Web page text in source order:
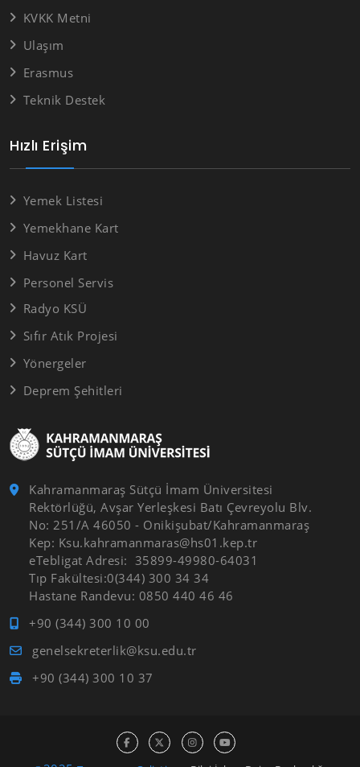
Kahramanmaraş Sütçü İmam Üniversitesi
Rektörlüğü, Avşar Yerleşkesi Batı Çevreyolu Blv.
No: 251/A 46050 - Onikişubat/Kahramanmaraş
Kep: Ksu.kahramanmaras@hs01.kep.tr
eTebligat Adresi: 35899-49980-64031
Tıp Fakültesi:0(344) 300 34 34
Hastane Randevu: 0850 440 46 46
+90 (344) 300 10 00
genelsekreterlik@ksu.edu.tr
+90 (344) 300 10 37
Hızlı Erişim
Yemek Listesi
Yemekhane Kart
Havuz Kart
Personel Servis
Radyo KSÜ
Sıfır Atık Projesi
Yönergeler
Deprem Şehitleri
KVKK Metni
Ulaşım
Erasmus
Teknik Destek